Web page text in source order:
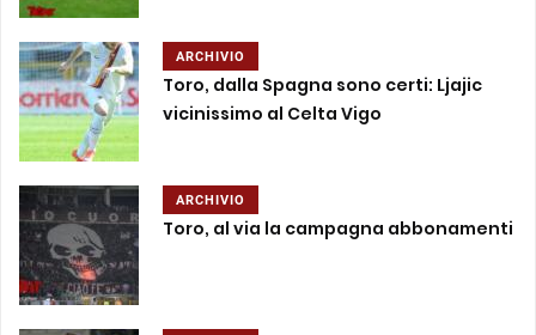
ARCHIVIO
Toro, dalla Spagna sono certi: Ljajic
vicinissimo al Celta Vigo
ARCHIVIO
Toro, al via la campagna abbonamenti